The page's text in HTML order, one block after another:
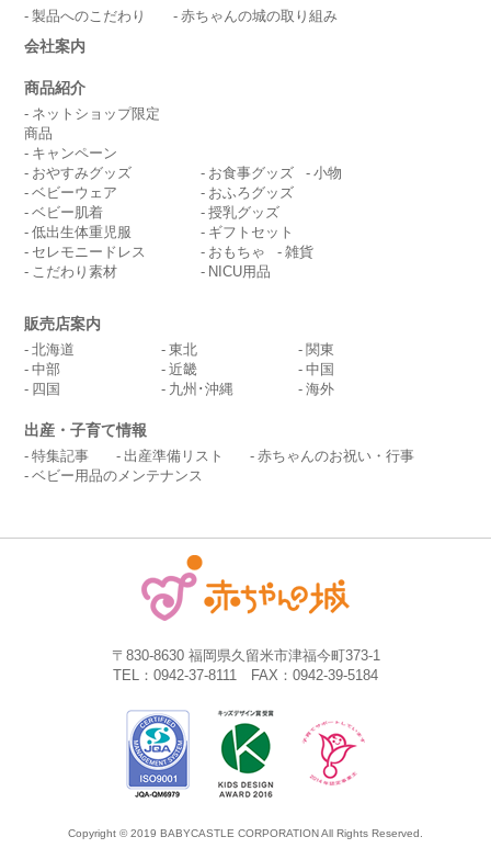
製品へのこだわり 赤ちゃんの城の取り組み
会社案内
商品紹介
ネットショップ限定
商品
キャンペーン
おやすみグッズ
ベビーウェア
ベビー肌着
低出生体重児服
セレモニードレス
こだわり素材
お食事グッズ
小物
おふろグッズ
授乳グッズ
ギフトセット
おもちゃ
雑貨
NICU用品
販売店案内
北海道 東北
関東
中部
近畿
中国
四国
九州･沖縄 海外
出産・子育て情報
特集記事 出産準備リスト
赤ちゃんのお祝い・行事
ベビー用品のメンテナンス
〒830-8630 福岡県久留米市津福今町373-1
TEL：0942-37-8111 FAX：0942-39-5184
Copyright © 2019 BABYCASTLE CORPORATION All Rights Reserved.